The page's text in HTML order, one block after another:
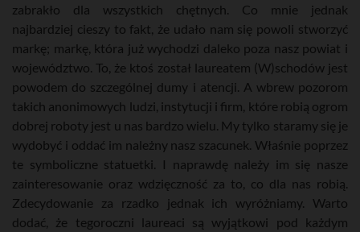
zabrakło dla wszystkich chętnych. Co mnie jednak
najbardziej cieszy to fakt, że udało nam się powoli stworzyć
markę; markę, która już wychodzi daleko poza nasz powiat i
województwo. To, że ktoś został laureatem (W)schodów jest
powodem do szczególnej dumy i atencji. A wbrew pozorom
takich anonimowych ludzi, instytucji i firm, które robią ogrom
dobrej roboty jest u nas bardzo wielu. My tylko staramy się je
wydobyć i oddać im należny nasz szacunek. Właśnie poprzez
te symboliczne statuetki. I naprawdę należy im się nasze
zainteresowanie oraz wdzięczność za to, co dla nas robią.
Zdecydowanie za rzadko jednak ich wyróżniamy. Warto
dodać, że tegoroczni laureaci są wyjątkowi pod każdym